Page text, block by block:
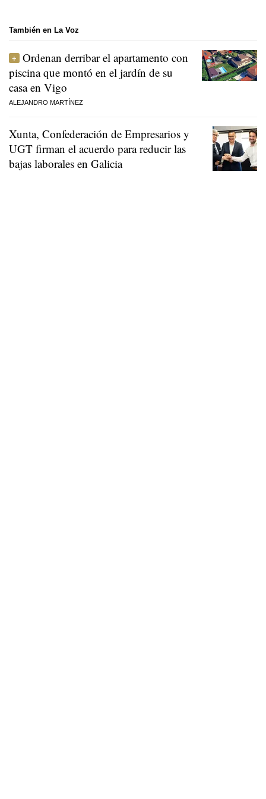
También en La Voz
Ordenan derribar el apartamento con
piscina que montó en el jardín de su
casa en Vigo
ALEJANDRO MARTÍNEZ
Xunta, Confederación de Empresarios y
UGT firman el acuerdo para reducir las
bajas laborales en Galicia